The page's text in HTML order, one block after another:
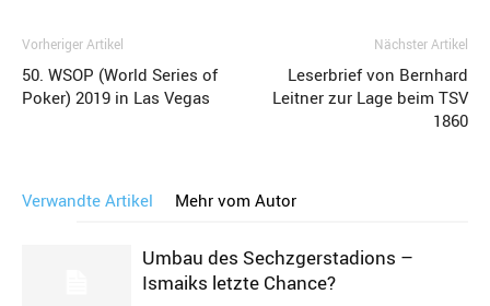
Vorheriger Artikel
50. WSOP (World Series of
Poker) 2019 in Las Vegas
Nächster Artikel
Leserbrief von Bernhard
Leitner zur Lage beim TSV
1860
Verwandte Artikel Mehr vom Autor
Umbau des Sechzgerstadions –
Ismaiks letzte Chance?